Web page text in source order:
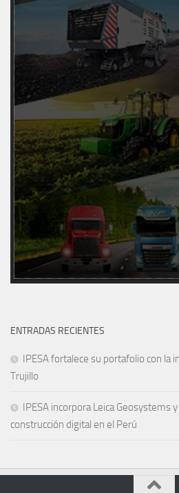
ENTRADAS RECIENTES
IPESA fortalece su portafolio con la
Trujillo
IPESA incorpora Leica Geosystems
construcción digital en el Perú